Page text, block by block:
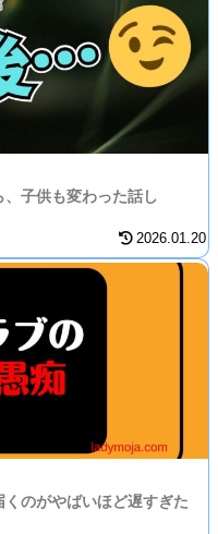
、子供も変わった話し
2026.01.20
のがやばいほど遅すぎた